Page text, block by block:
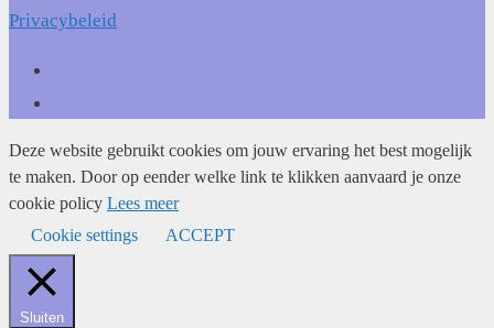
Privacybeleid
Deze website gebruikt cookies om jouw ervaring het best mogelijk
te maken. Door op eender welke link te klikken aanvaard je onze
cookie policy Lees meer
Cookie settings
ACCEPT
Sluiten